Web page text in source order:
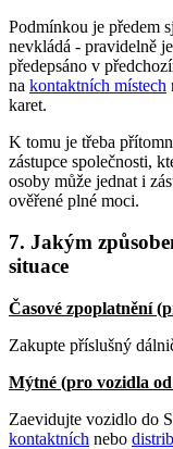
Podmínkou je předem
nevkládá - pravidelně
předepsáno v
na kontaktních místech
karet.
K tomu je třeba
zástupce společnosti,
osoby může jednat i
ověřené plné moci.
7. Jakým
situace
Časové zpoplatnění
Zakupte příslušný
Mýtné (pro vozidla
Zaevidujte vozidlo do
kontaktních nebo